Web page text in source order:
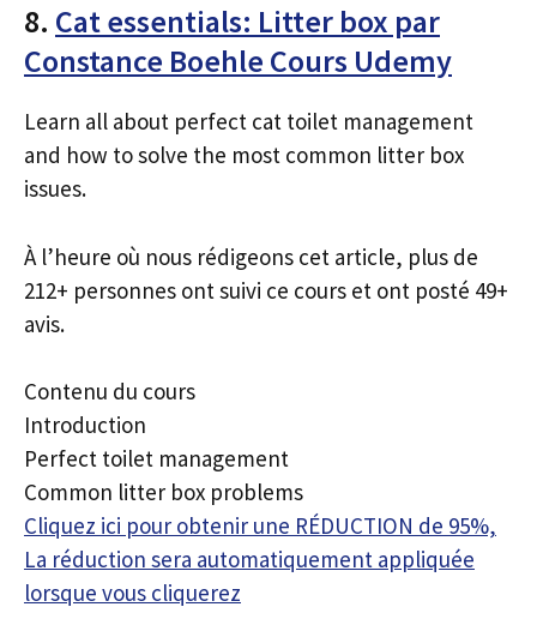
8. Cat essentials: Litter box par
Constance Boehle Cours Udemy
Learn all about perfect cat toilet management
and how to solve the most common litter box
issues.
À l’heure où nous rédigeons cet article, plus de
212+ personnes ont suivi ce cours et ont posté 49+
avis.
Contenu du cours
Introduction
Perfect toilet management
Common litter box problems
Cliquez ici pour obtenir une RÉDUCTION de 95%,
La réduction sera automatiquement appliquée
lorsque vous cliquerez